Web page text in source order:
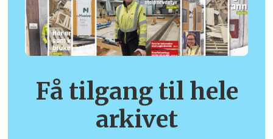
Få tilgang til hele
arkivet